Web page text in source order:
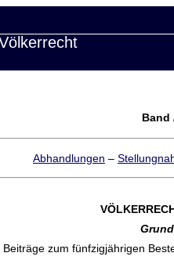
Band
Abhandlungen –
Beiträge zum fünfzigjährigen